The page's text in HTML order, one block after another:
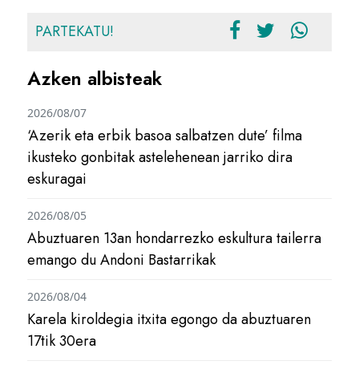
PARTEKATU!
Azken albisteak
‘Azerik eta erbik basoa salbatzen dute’ filma
ikusteko gonbitak astelehenean jarriko dira
eskuragai
2026/08/07
Abuztuaren 13an hondarrezko eskultura tailerra
emango du Andoni Bastarrikak
2026/08/05
Karela kiroldegia itxita egongo da abuztuaren
17tik 30era
2026/08/04